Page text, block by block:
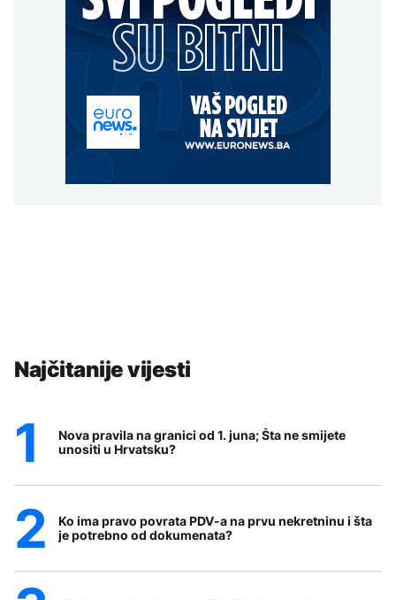
Najčitanije vijesti
Nova pravila na granici od 1. juna; Šta ne smijete
unositi u Hrvatsku?
Ko ima pravo povrata PDV-a na prvu nekretninu i šta
je potrebno od dokumenata?